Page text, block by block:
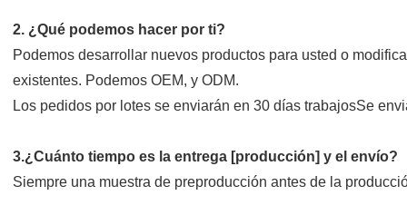
2. ¿Qué podemos hacer por ti?
Podemos desarrollar nuevos productos para usted o
existentes. Podemos OEM, y ODM.
Los pedidos por lotes se enviarán en 30 días trabajosSe
3.¿Cuánto tiempo es la entrega [producción] y el envío?
Siempre una muestra de preproducción antes de la